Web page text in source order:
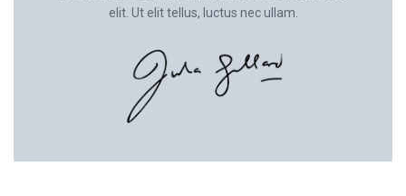
elit. Ut elit tellus, luctus nec ullam.